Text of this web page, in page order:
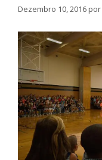
Dezembro 10, 2016por